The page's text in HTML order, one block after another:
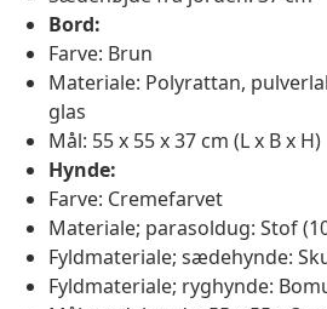
Bord:
Farve: Brun
Materiale: Polyrattan,
glas
Mål: 55 x 55 x 37 cm (L x B x H)
Hynde:
Farve: Cremefarvet
Materiale; parasoldug: Stof
Fyldmateriale; sædehynde:
Fyldmateriale; ryghynde: